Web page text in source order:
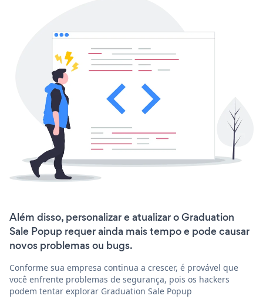
Além disso, personalizar e atualizar o Graduation
Sale Popup requer ainda mais tempo e pode causar
novos problemas ou bugs.
Conforme sua empresa continua a crescer, é provável que
você enfrente problemas de segurança, pois os hackers
podem tentar explorar Graduation Sale Popup